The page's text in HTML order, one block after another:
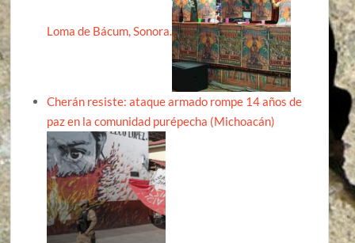
Loma de Bácum, Sonora.
Cherán resiste: ataque armado rompe 14 años de
paz en la comunidad purépecha (Michoacán)